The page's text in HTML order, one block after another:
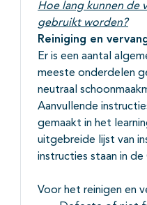
Hoe lang kunnen de
gebruikt worden?
Reiniging en
Er is een aantal
meeste onderdelen
neutraal
Aanvullende
gemaakt in het
uitgebreide lijst van
instructies staan in de
Voor het reinigen en